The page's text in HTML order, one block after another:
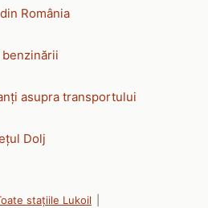
România
asupra transportului
Dolj
stațiile Lukoil